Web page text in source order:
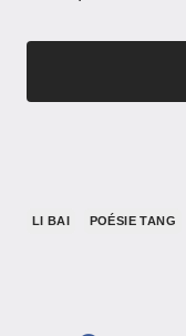
LI BAI POÉSIE TANG